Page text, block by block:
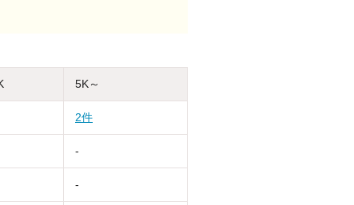
5K～
2件
-
-